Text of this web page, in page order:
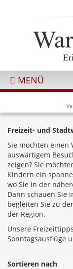
MENÜ
Freizeit- und
Sie möchten einen
auswärtigem
zeigen? Sie
Kindern ein
wo Sie in der
Dann schauen Sie
begleiten Sie zu
der Region.
Unsere
Sonntagsausflüge
Sortieren nach